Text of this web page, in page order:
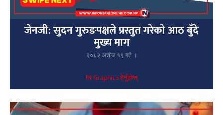
जेनजी: सुदन गुरुङपक्षले प्रस्तुत गरेको आठ बुँदे
मुख्य माग
२०८२ अशोज १९ गते ।
IN Graphics हेर्नुहोस्